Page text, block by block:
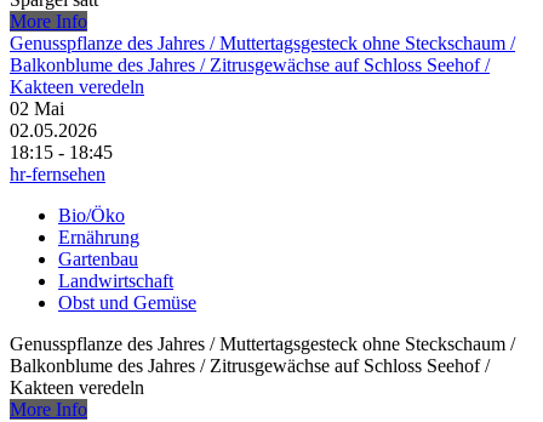
More Info
Genusspflanze des Jahres /​ Muttertagsgesteck ohne Steckschaum /​
Balkonblume des Jahres /​ Zitrusgewächse auf Schloss Seehof /​
Kakteen veredeln
02 Mai
02.05.2026
18:15 - 18:45
hr-fernsehen
Bio/Öko
Ernährung
Gartenbau
Landwirtschaft
Obst und Gemüse
Genusspflanze des Jahres /​ Muttertagsgesteck ohne Steckschaum /​
Balkonblume des Jahres /​ Zitrusgewächse auf Schloss Seehof /​
Kakteen veredeln
More Info